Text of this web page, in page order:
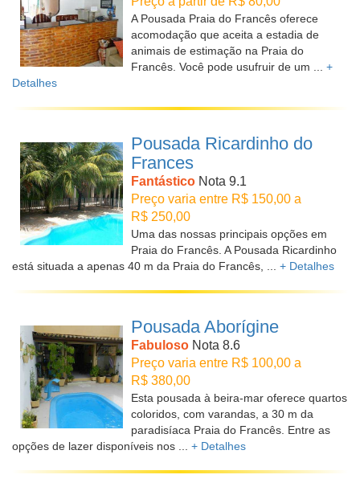
A Pousada Praia do Francês oferece
acomodação que aceita a estadia de
animais de estimação na Praia do
Francês. Você pode usufruir de um ... +
Detalhes
Pousada Ricardinho do
Frances
Fantástico Nota 9.1
Preço varia entre R$ 150,00 a
R$ 250,00
Uma das nossas principais opções em
Praia do Francês. A Pousada Ricardinho
está situada a apenas 40 m da Praia do Francês, ... + Detalhes
Pousada Aborígine
Fabuloso Nota 8.6
Preço varia entre R$ 100,00 a
R$ 380,00
Esta pousada à beira-mar oferece quartos
coloridos, com varandas, a 30 m da
paradisíaca Praia do Francês. Entre as
opções de lazer disponíveis nos ... + Detalhes